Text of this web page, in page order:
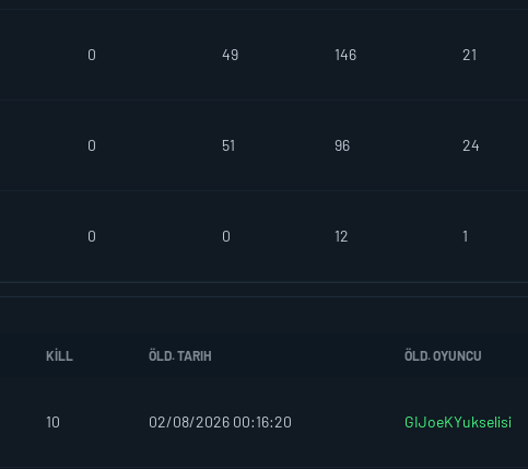
0 49 146 21
0 51 96 24
0 0 12 1
KILL ÖLD. TARIH ÖLD. OYUNCU
10 02/08/2026 00:16:20 GIJoeKYukselisi